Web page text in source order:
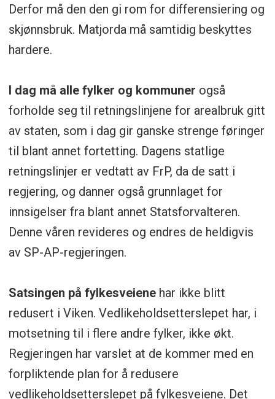
Derfor må den den gi rom for differensiering og
skjønnsbruk. Matjorda må samtidig beskyttes
hardere.
I dag må alle fylker og kommuner også
forholde seg til retningslinjene for arealbruk gitt
av staten, som i dag gir ganske strenge føringer
til blant annet fortetting. Dagens statlige
retningslinjer er vedtatt av FrP, da de satt i
regjering, og danner også grunnlaget for
innsigelser fra blant annet Statsforvalteren.
Denne våren revideres og endres de heldigvis
av SP-AP-regjeringen.
Satsingen på fylkesveienehar ikke blitt
redusert i Viken. Vedlikeholdsetterslepet har, i
motsetning til i flere andre fylker, ikke økt.
Regjeringen har varslet at de kommer med en
forpliktende plan for å redusere
vedlikeholdsetterslepet på fylkesveiene. Det